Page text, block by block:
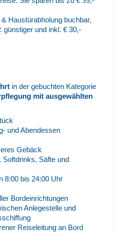
Haustürabholung buchbar,
günstiger und inkl. € 30,-
in der gebuchten Kategorie
mit ausgewählten
und Abendessen
Gebäck
Softdrinks, Säfte und
8:00 bis 24:00 Uhr
Bordeinrichtungen
Anlegestelle und
Reiseleitung an Bord